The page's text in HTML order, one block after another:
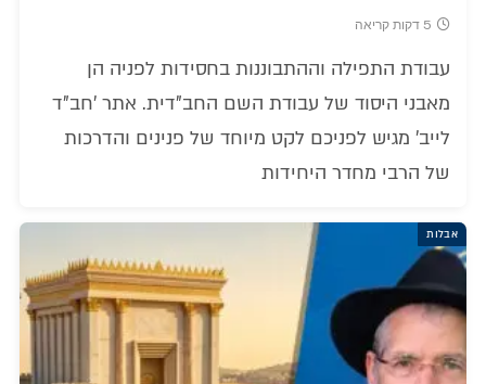
5 דקות קריאה
עבודת התפילה וההתבוננות בחסידות לפניה הן
מאבני היסוד של עבודת השם החב"דית. אתר 'חב"ד
לייב' מגיש לפניכם לקט מיוחד של פנינים והדרכות
של הרבי מחדר היחידות
אבלות